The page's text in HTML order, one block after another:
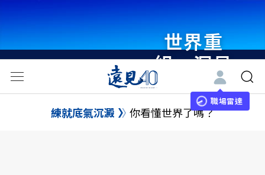
世界重
組・洞見
未來 與
世界領袖
職場雷達
練就底氣沉澱 你看懂世界了嗎？